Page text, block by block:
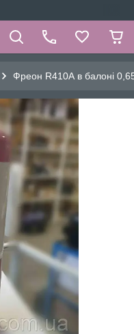
Фреон R410А в балоні